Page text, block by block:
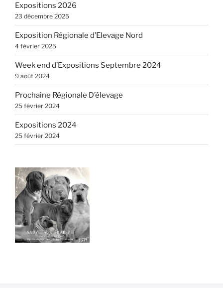
Expositions 2026
23 décembre 2025
Exposition Régionale d’Elevage Nord
4 février 2025
Week end d’Expositions Septembre 2024
9 août 2024
Prochaine Régionale D’élevage
25 février 2024
Expositions 2024
25 février 2024